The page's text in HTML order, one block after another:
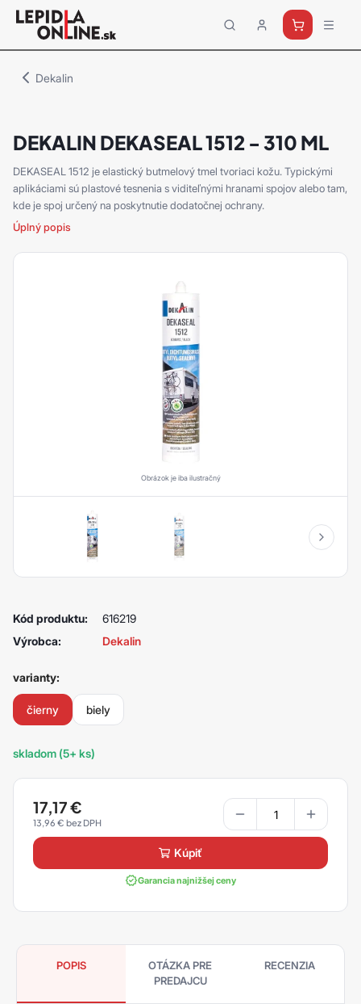
Priemyselné
lepidlá
Dekalin
DEKALIN DEKASEAL 1512 - 310 ML
DEKASEAL 1512 je elastický butmelový tmel tvoriaci kožu. Typickými
aplikáciami sú plastové tesnenia s viditeľnými hranami spojov alebo tam,
kde je spoj určený na poskytnutie dodatočnej ochrany.
Úplný popis
Obrázok je iba ilustračný
Kód produktu:
616219
Výrobca:
Dekalin
varianty:
čierny biely
skladom (5+ ks)
17,17€
13,96 €
kúpiť
Garancia najnižšej ceny
POPIS
OTÁZKA PRE
PREDAJCU
RECENZIA